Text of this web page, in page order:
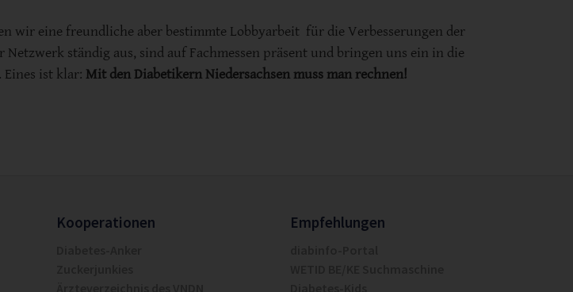
wir eine freundliche aber bestimmte Lobbyarbeit für die Verbesserungen der
ständig aus, sind auf Fachmessen präsent und bringen uns ein in die
ist klar: Mit den Diabetikern Niedersachsen muss man rechnen!
Kooperationen Empfehlungen